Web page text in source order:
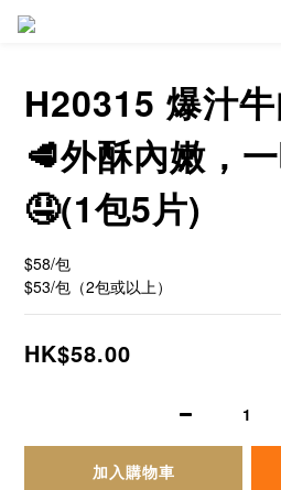
H20315 爆汁
🥩外酥內嫩，
🤤(1包5片)
$58/包
$53/包（2包或以上）
HK$58.00
加入購物車